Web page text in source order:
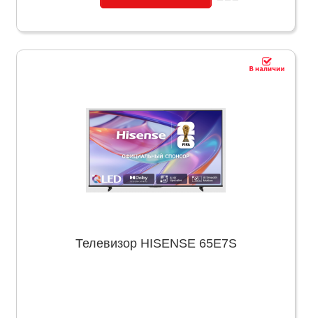
Телевизор HISENSE 65E7S